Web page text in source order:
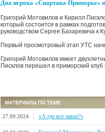
Два игрока «Спартака-Приморье»
Григорий Мотовилов и Кирилл
который состоится в рамках
руководством Сергея Базаревича к
Первый просмотровый этап УТС
Григорий Мотовилов имеет
Писклов перешел в приморский
27.09.2024 «А где все наши?»